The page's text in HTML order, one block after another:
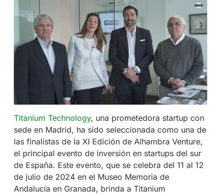
Titanium Technology, una prometedora startup con
sede en Madrid, ha sido seleccionada como una de
las finalistas de la XI Edición de Alhambra Venture,
el principal evento de inversión en startups del sur
de España. Este evento, que se celebra del 11 al 12
de julio de 2024 en el Museo Memoria de
Andalucía en Granada, brinda a Titanium